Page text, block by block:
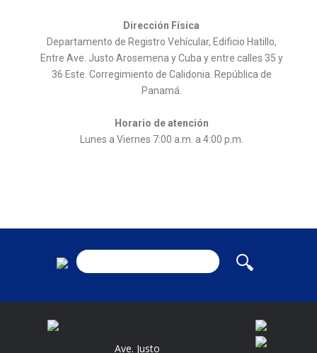
Dirección Física
Departamento de Registro Vehícular, Edificio Hatillo,
Entre Ave. Justo Arosemena y Cuba y entre calles 35 y
36 Este. Corregimiento de Calidonia. República de
Panamá.
Horario de atención
Lunes a Viernes 7:00 a.m. a 4:00 p.m.
Ave. Justo